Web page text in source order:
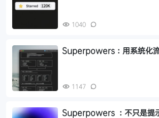
1040
Superpowers：用系统化
1147
Superpowers ：不只是提